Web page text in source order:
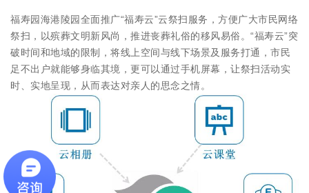
福寿园海港陵园全面推广“福寿云”云祭扫服务，方便广大市民网络
祭扫，以殡葬文明新风尚，推进丧葬礼俗的移风易俗。“福寿云”突
破时间和地域的限制，将线上空间与线下场景及服务打通，市民
足不出户就能够身临其境，更可以通过手机屏幕，让祭扫活动实
时、实地呈现，从而表达对亲人的思念之情。